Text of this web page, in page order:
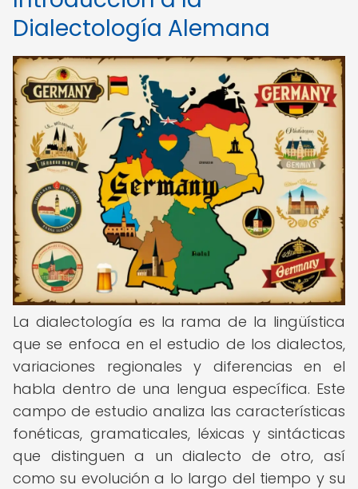
Dialectología Alemana
La dialectología es la rama de la lingüística
que se enfoca en el estudio de los dialectos,
variaciones regionales y diferencias en el
habla dentro de una lengua específica. Este
campo de estudio analiza las características
fonéticas, gramaticales, léxicas y sintácticas
que distinguen a un dialecto de otro, así
como su evolución a lo largo del tiempo y su